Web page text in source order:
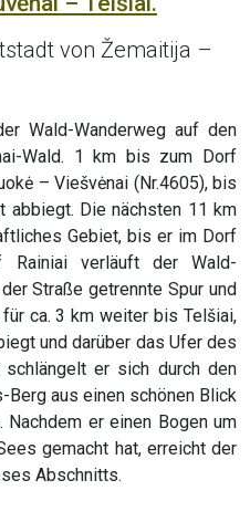
von Žemaitija –
Wald-Wanderweg auf den
Wald. 1 km bis zum Dorf
– Viešvėnai (Nr.4605), bis
abbiegt. Die nächsten 11 km
Gebiet, bis er im Dorf
Rainiai verläuft der Wald-
Straße getrennte Spur und
ca. 3 km weiter bis Telšiai,
und darüber das Ufer des
er sich durch den
aus einen schönen Blick
er einen Bogen um
gemacht hat, erreicht der
Abschnitts.